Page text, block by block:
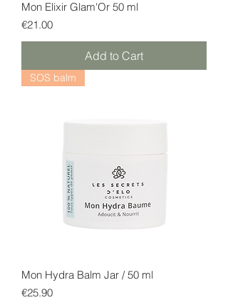
Mon Elixir Glam'Or 50 ml
Price
€21.00
Add to Cart
SOS balm
Mon Hydra Balm Jar / 50 ml
Price
€25.90